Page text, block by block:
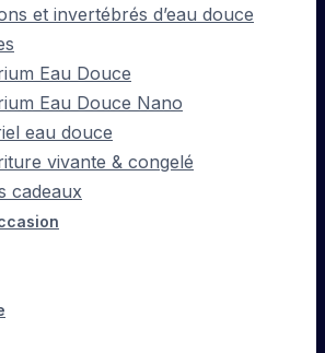
et invertébrés d’eau douce
Eau Douce
Eau Douce Nano
eau douce
vivante & congelé
cadeaux